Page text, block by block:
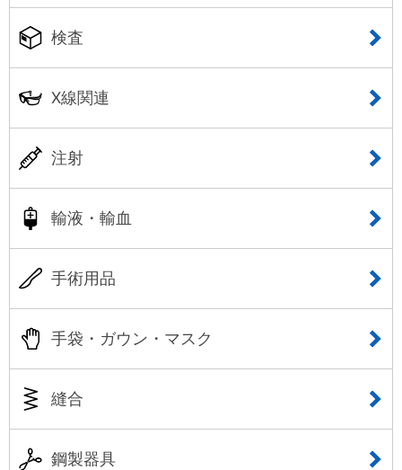
検査
X線関連
注射
輸液・輸血
手術用品
手袋・ガウン・マスク
縫合
鋼製器具